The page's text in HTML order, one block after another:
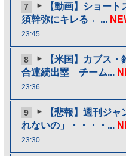
7
【動画】ショー
須幹弥にキレる ←...
23:45
8
【米国】カブス
合連続出塁 チーム...
23:36
9
【悲報】週刊ジ
れないの」・・・・...
23:30